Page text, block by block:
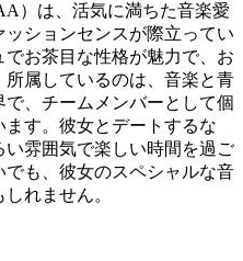
）は、活気に満ちた音楽愛
ションセンスが際立ってい
お茶目な性格が魅力で、お
属しているのは、音楽と青
、チームメンバーとして個
す。彼女とデートするな
雰囲気で楽しい時間を過ご
も、彼女のスペシャルな音
れません。